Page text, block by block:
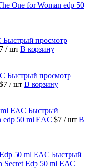
One for Woman edp 50
Быстрый просмотр
/ шт В корзину
Быстрый просмотр
$7 / шт В корзину
Быстрый
edp 50 ml EAC $7 / шт В
Быстрый
Secret Edp 50 ml EAC